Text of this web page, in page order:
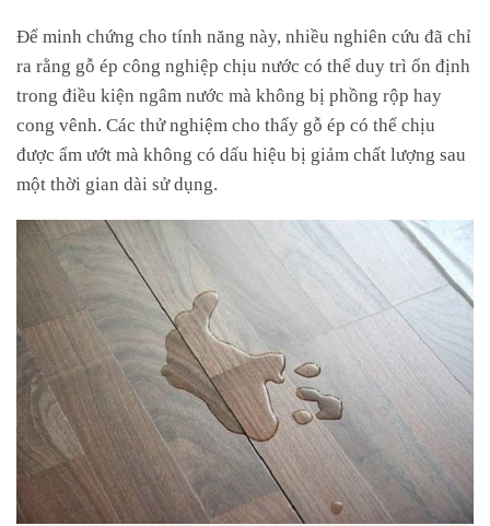
Để minh chứng cho tính năng này, nhiều nghiên cứu đã chỉ
ra rằng gỗ ép công nghiệp chịu nước có thể duy trì ổn định
trong điều kiện ngâm nước mà không bị phồng rộp hay
cong vênh. Các thử nghiệm cho thấy gỗ ép có thể chịu
được ẩm ướt mà không có dấu hiệu bị giảm chất lượng sau
một thời gian dài sử dụng.